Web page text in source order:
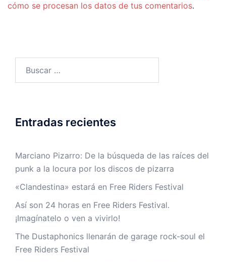
cómo se procesan los datos de tus comentarios.
Entradas recientes
Marciano Pizarro: De la búsqueda de las raíces del
punk a la locura por los discos de pizarra
«Clandestina» estará en Free Riders Festival
Así son 24 horas en Free Riders Festival.
¡Imagínatelo o ven a vivirlo!
The Dustaphonics llenarán de garage rock-soul el
Free Riders Festival